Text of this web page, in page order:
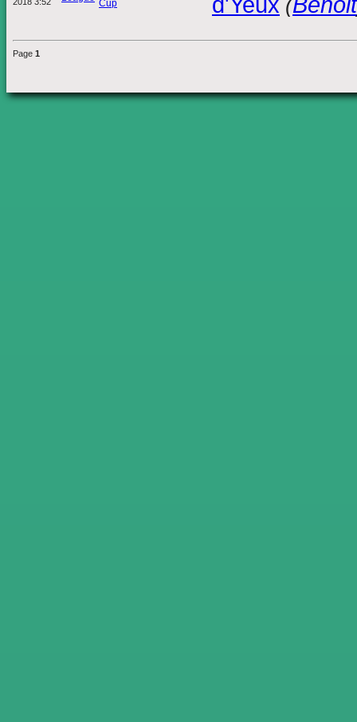
Cup (
Page 1